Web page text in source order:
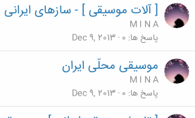
[ آلات موسیقی ] - سازهاى ایرانى
M I N A
پاسخ ها 0
Dec 9, 2013
موسیقى محلّى ایران
M I N A
پاسخ ها 0
Dec 9, 2013